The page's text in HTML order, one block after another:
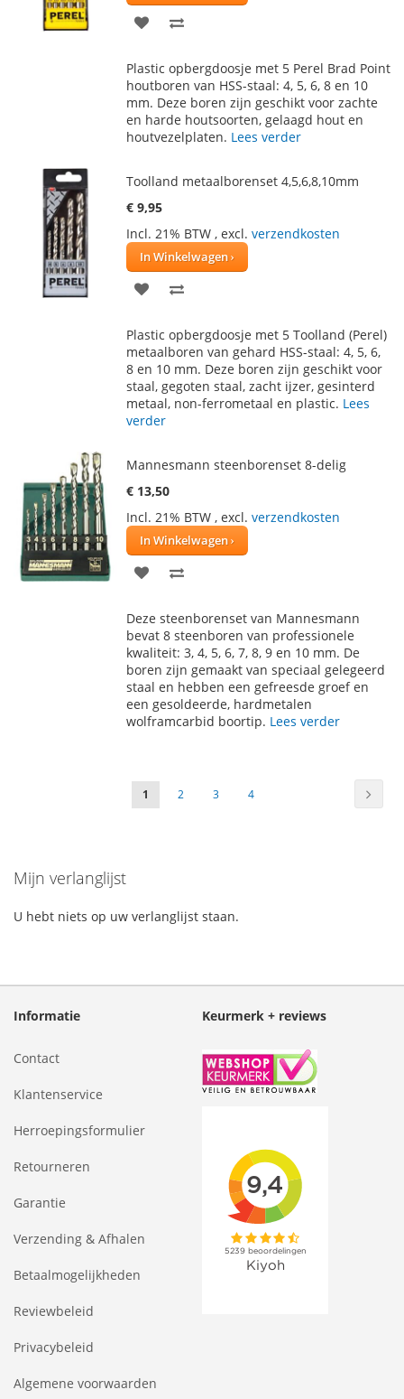
VOEG
AAN
VERLANGLIJST
TE
VERGELIJKEN
Plastic opbergdoosje met 5 Perel Brad Point
houtboren van HSS-staal: 4, 5, 6, 8 en 10
mm. Deze boren zijn geschikt voor zachte
en harde houtsoorten, gelaagd hout en
houtvezelplaten. Lees verder
Toolland metaalborenset 4,5,6,8,10mm
€ 9,95
Incl. 21% BTW , excl. verzendkosten
In Winkelwagen
VOEG
AAN
VERLANGLIJST
TE
VERGELIJKEN
Plastic opbergdoosje met 5 Toolland (Perel)
metaalboren van gehard HSS-staal: 4, 5, 6,
8 en 10 mm. Deze boren zijn geschikt voor
staal, gegoten staal, zacht ijzer, gesinterd
metaal, non-ferrometaal en plastic. Lees
verder
Mannesmann steenborenset 8-delig
€ 13,50
Incl. 21% BTW , excl. verzendkosten
In Winkelwagen
VOEG
AAN
VERLANGLIJST
TE
VERGELIJKEN
Deze steenborenset van Mannesmann
bevat 8 steenboren van professionele
kwaliteit: 3, 4, 5, 6, 7, 8, 9 en 10 mm. De
boren zijn gemaakt van speciaal gelegeerd
staal en hebben een gefreesde groef en
een gesoldeerde, hardmetalen
wolframcarbid boortip. Lees verder
Pagina
U1 Pagina
2 Pagina
3 Pagina
4
Mijn verlanglijst
U hebt niets op uw verlanglijst staan.
Informatie
Contact
Klantenservice
Herroepingsformulier
Retourneren
Garantie
Verzending & Afhalen
Betaalmogelijkheden
Reviewbeleid
Privacybeleid
Algemene voorwaarden
Keurmerk + reviews